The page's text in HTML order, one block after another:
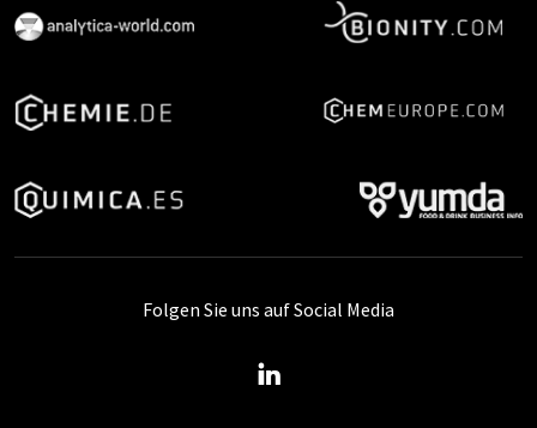
Folgen Sie uns auf Social Media